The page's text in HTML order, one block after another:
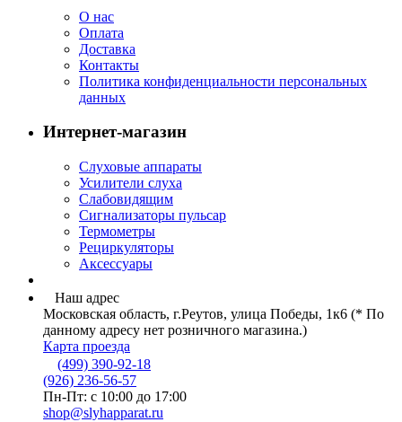
О нас
Оплата
Доставка
Контакты
Политика конфиденциальности персональных
данных
Интернет-магазин
Слуховые аппараты
Усилители слуха
Слабовидящим
Сигнализаторы пульсар
Термометры
Рециркуляторы
Аксессуары
Наш адрес
Московская область, г.Реутов, улица Победы, 1к6 (* По
данному адресу нет розничного магазина.)
Карта проезда
(499) 390-92-18
(926) 236-56-57
Пн-Пт: с 10:00 до 17:00
shop@slyhapparat.ru